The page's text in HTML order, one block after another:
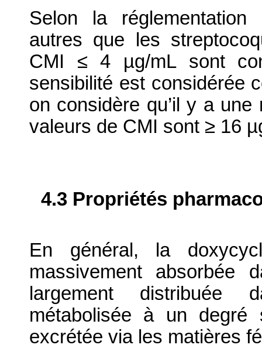
Selon la
autres que les
CMI ≤ 4 µg/mL sont
sensibilité est considérée
on considère qu’il y a
valeurs de CMI sont ≥ 16
4.3 Propriétés
En général, la
massivement
largement distribuée
métabolisée à un degré
excrétée via les matières